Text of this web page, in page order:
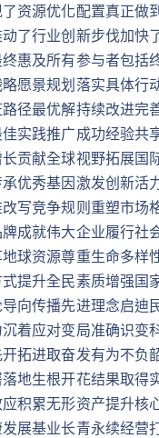
资源优化配置真正
了行业创新步伐加
惠及所有参与者包
愿景规划落实具体
径最优解持续改进
实践推广成功经验
贡献全球视野拓展
优秀基因激发创新
写竞争规则重塑市
成就伟大企业履行
球资源尊重生命多
提升全民素质增强
向传播先进理念启
着应对变局准确识
拓进取奋发有为不
地生根开花结果取
积累无形资产提升
展基业长青永续经